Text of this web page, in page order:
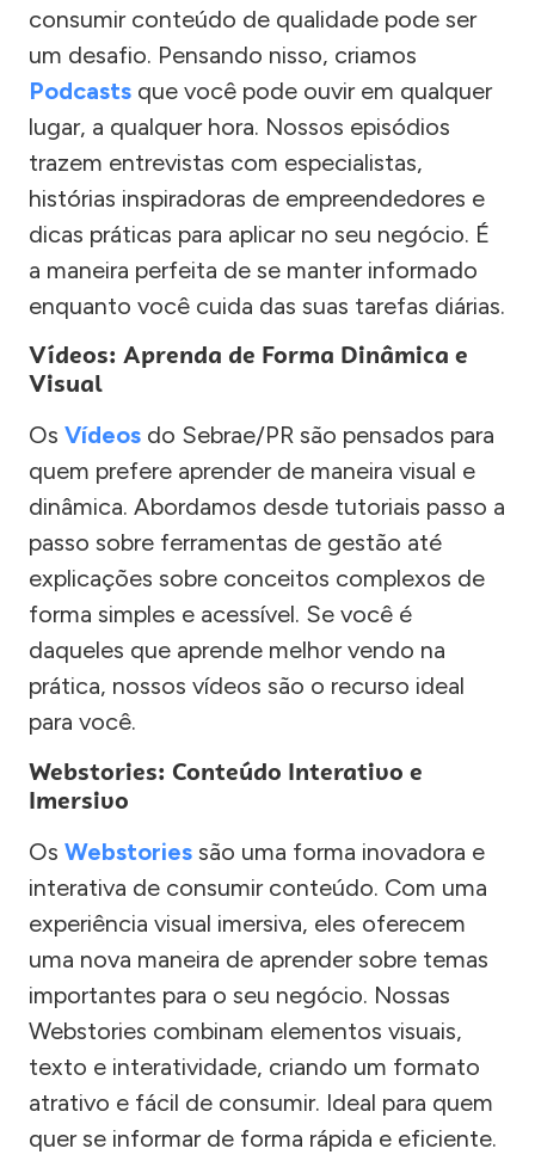
consumir conteúdo de qualidade pode ser
um desafio. Pensando nisso, criamos
Podcasts que você pode ouvir em qualquer
lugar, a qualquer hora. Nossos episódios
trazem entrevistas com especialistas,
histórias inspiradoras de empreendedores e
dicas práticas para aplicar no seu negócio. É
a maneira perfeita de se manter informado
enquanto você cuida das suas tarefas diárias.
Vídeos: Aprenda de Forma Dinâmica e
Visual
Os Vídeos do Sebrae/PR são pensados para
quem prefere aprender de maneira visual e
dinâmica. Abordamos desde tutoriais passo a
passo sobre ferramentas de gestão até
explicações sobre conceitos complexos de
forma simples e acessível. Se você é
daqueles que aprende melhor vendo na
prática, nossos vídeos são o recurso ideal
para você.
Webstories: Conteúdo Interativo e
Imersivo
Os Webstories são uma forma inovadora e
interativa de consumir conteúdo. Com uma
experiência visual imersiva, eles oferecem
uma nova maneira de aprender sobre temas
importantes para o seu negócio. Nossas
Webstories combinam elementos visuais,
texto e interatividade, criando um formato
atrativo e fácil de consumir. Ideal para quem
quer se informar de forma rápida e eficiente.